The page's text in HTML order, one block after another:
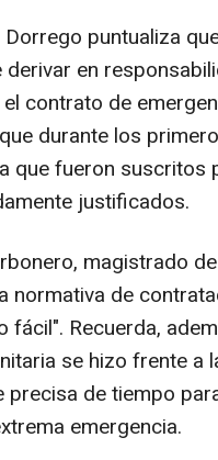
puntualiza
derivar en
contrato de
durante los
que fueron suscritos
justificados.
magistrado
normativa de
fácil". Recuerda,
se hizo frente a
precisa de tiempo
emergencia.